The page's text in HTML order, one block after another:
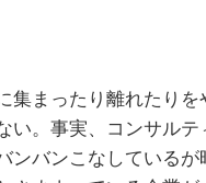
集まったり離れたり
い。事実、コンサル
ンバンこなしている